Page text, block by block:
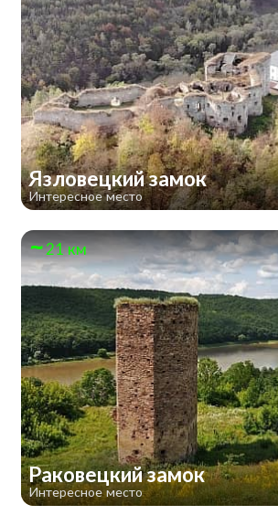
Язловецкий замок
Интересное место
21 км
Раковецкий замок
Интересное место